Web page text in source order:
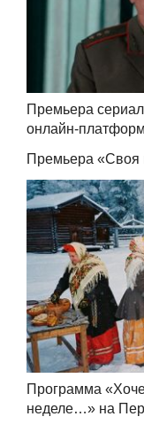
Премьера
онлайн-
Премьера «Своя
Программа
неделе…» на